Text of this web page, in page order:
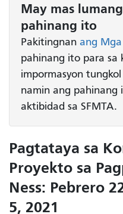
May mas
pahinang ito
Pakitingnan ang
pahinang ito para sa
impormasyon
namin ang
aktibidad sa SFMTA.
Pagtataya sa
Proyekto sa
Ness: Pebrero
5, 2021